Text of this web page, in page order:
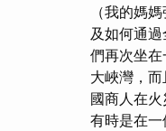
（我的媽
及如何通
們再次坐在
大峽灣，
國商人在
有時是在一